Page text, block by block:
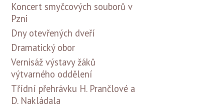
Koncert smyčcových souborů v
Pzni
Dny otevřených dveří
Dramatický obor
Vernisáž výstavy žáků
výtvarného oddělení
Třídní přehrávku H. Prančlové a
D. Nakládala